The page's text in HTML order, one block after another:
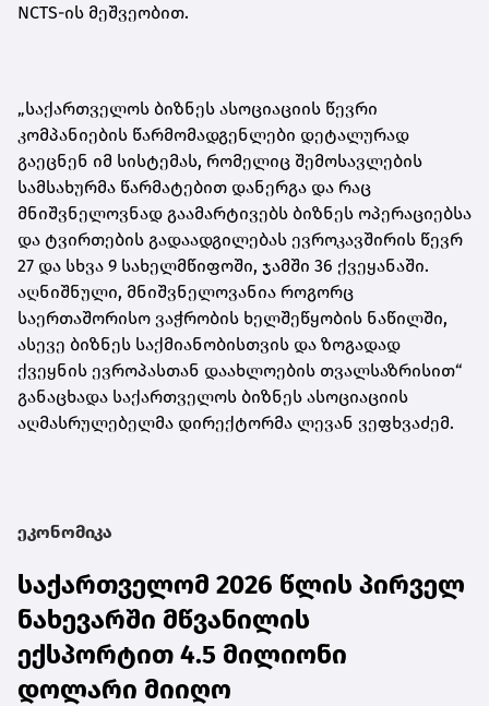
NCTS-ის მეშვეობით.
„საქართველოს ბიზნეს ასოციაციის წევრი
კომპანიების წარმომადგენლები დეტალურად
გაეცნენ იმ სისტემას, რომელიც შემოსავლების
სამსახურმა წარმატებით დანერგა და რაც
მნიშვნელოვნად გაამარტივებს ბიზნეს ოპერაციებსა
და ტვირთების გადაადგილებას ევროკავშირის წევრ
27 და სხვა 9 სახელმწიფოში, ჯამში 36 ქვეყანაში.
აღნიშნული, მნიშვნელოვანია როგორც
საერთაშორისო ვაჭრობის ხელშეწყობის ნაწილში,
ასევე ბიზნეს საქმიანობისთვის და ზოგადად
ქვეყნის ევროპასთან დაახლოების თვალსაზრისით“
განაცხადა საქართველოს ბიზნეს ასოციაციის
აღმასრულებელმა დირექტორმა ლევან ვეფხვაძემ.
ეკონომიკა
საქართველომ 2026 წლის პირველ
ნახევარში მწვანილის
ექსპორტით 4.5 მილიონი
დოლარი მიიღო